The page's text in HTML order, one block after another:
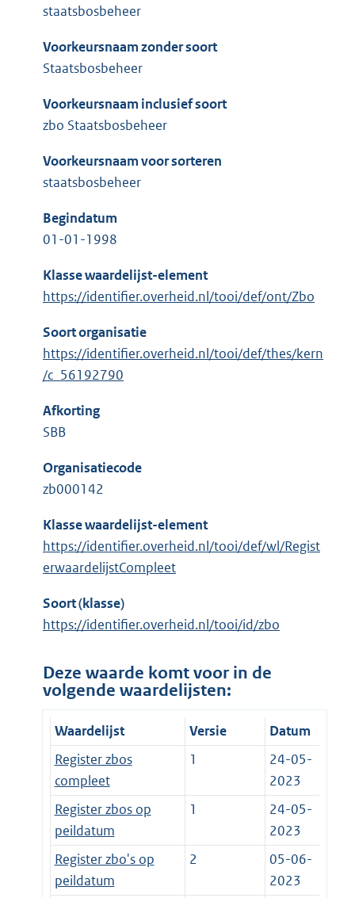
staatsbosbeheer
Voorkeursnaam zonder soort
Staatsbosbeheer
Voorkeursnaam inclusief soort
zbo Staatsbosbeheer
Voorkeursnaam voor sorteren
staatsbosbeheer
Begindatum
01-01-1998
Klasse waardelijst-element
https://identifier.overheid.nl/tooi/def/ont/Zbo
Soort organisatie
https://identifier.overheid.nl/tooi/def/thes/kern
/c_56192790
Afkorting
SBB
Organisatiecode
zb000142
Klasse waardelijst-element
https://identifier.overheid.nl/tooi/def/wl/Regist
erwaardelijstCompleet
Soort (klasse)
https://identifier.overheid.nl/tooi/id/zbo
Deze waarde komt voor in de
volgende waardelijsten:
Waardelijst Versie
Datum
Register zbos
compleet
1
24-05-
2023
Register zbos op
peildatum
1
24-05-
2023
Register zbo's op
peildatum
2
05-06-
2023